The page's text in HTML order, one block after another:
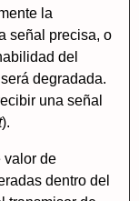
la
señal precisa, o
del
degradada.
una señal
).
valor de
dentro del